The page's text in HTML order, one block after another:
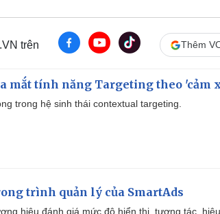
trên Thêm
mắt tính năng Targeting theo 'cảm
trong hệ sinh thái contextual targeting.
trình quản lý của SmartAds
hiệu đánh giá mức độ hiển thị, tương tác,